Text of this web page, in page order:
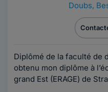
Doubs,
Diplômé de la faculté de
obtenu mon diplôme à
grand Est (ERAGE) de